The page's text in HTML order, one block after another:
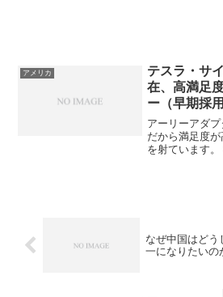
アメリカ
テスラ・サ
在、高満足
ー（早期採
アーリーアダプ
だから満足度
を射ています。
なぜ中国はどう
一になりたいの